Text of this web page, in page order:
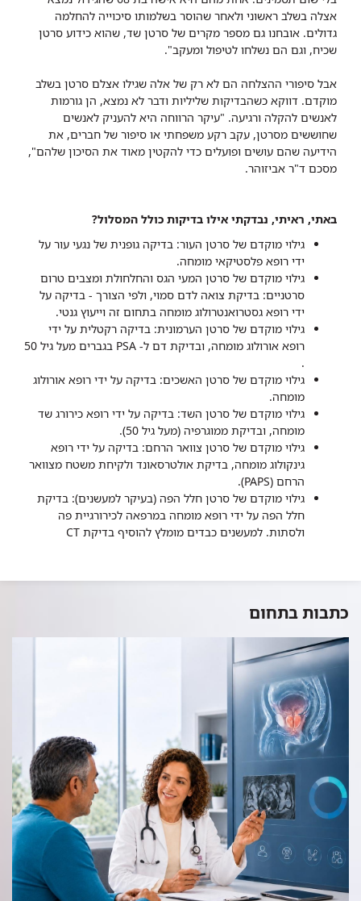
אצלה בשלב ראשוני ולאחר שהוסר בשלמותו סיכוייה להחלמה
גדולים. אובחנו גם מספר מקרים של סרטן שד, שהוא כידוע סרטן
שכיח, וגם הם נשלחו לטיפול ומעקב".
אבל סיפורי ההצלחה הם לא רק של אלה שגילו אצלם סרטן בשלב
מוקדם. דווקא כשהבדיקות שליליות ודבר לא נמצא, הן גורמות
לאנשים להקלה ורגיעה. "עיקר הרווחה היא להעניק לאנשים
שחוששים מסרטן, עקב רקע משפחתי או סיפור של חברים, את
הידיעה שהם עושים ופועלים כדי להקטין מאוד את הסיכון שלהם",
מסכם ד"ר אביזוהר.
באתי, ראיתי, נבדקתי אילו בדיקות כולל המסלול?
גילוי מוקדם של סרטן העור: בדיקה גופנית של נגעי עור על
ידי רופא פלסטיקאי מומחה.
גילוי מוקדם של סרטן המעי הגס והחלחולת ומצבים טרום
סרטניים: בדיקת צואה לדם סמוי, ולפי הצורך - בדיקה על
ידי רופא גסטרואנטרולוג מומחה בתחום זה וייעוץ גנטי.
גילוי מוקדם של סרטן הערמונית: בדיקה רקטלית על ידי
רופא אורולוג מומחה, ובדיקת דם ל- PSA בגברים מעל גיל 50
.
גילוי מוקדם של סרטן האשכים: בדיקה על ידי רופא אורולוג
מומחה.
גילוי מוקדם של סרטן השד: בדיקה על ידי רופא כירורג שד
מומחה, ובדיקת ממוגרפיה (מעל גיל 50).
גילוי מוקדם של סרטן צוואר הרחם: בדיקה על ידי רופא
גינקולוג מומחה, בדיקת אולטרסאונד ולקיחת משטח מצוואר
הרחם (PAPS).
גילוי מוקדם של סרטן חלל הפה (בעיקר למעשנים): בדיקת
חלל הפה על ידי רופא מומחה במרפאה לכירורגיית פה
ולסתות. למעשנים כבדים מומלץ להוסיף בדיקת CT
כתבות בתחום